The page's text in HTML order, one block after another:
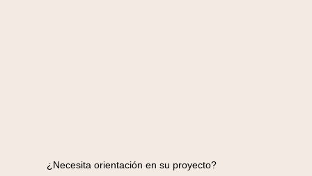
¿Necesita orientación en su proyecto?